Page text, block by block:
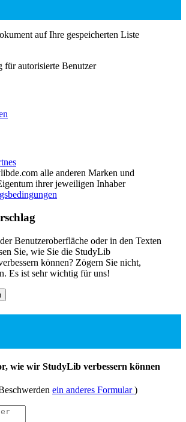
auf Ihre gespeicherten Liste
für autorisierte Benutzer
alle anderen Marken und
ihrer jeweiligen Inhaber
Benutzeroberfläche oder in den Texten
Sie, wie Sie die StudyLib
können? Zögern Sie nicht,
Es ist sehr wichtig für uns!
wie wir StudyLib verbessern können
ein anderes Formular)